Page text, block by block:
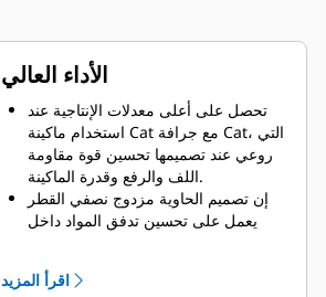
الأداء العالي
تحصل على أعلى معدلات الإنتاجية عند
استخدام ماكينة Cat مع جرافة Cat، التي
روعي عند تصميمها تحسين قوة مقاومة
اللف والرفع وقدرة الماكينة.
إن تصميم الحاوية مزدوج نصفي القطر
يعمل على تحسين تدفق المواد داخل
عدم سحب الجزء السفلي من الجرافة،
اقرأ المزيد